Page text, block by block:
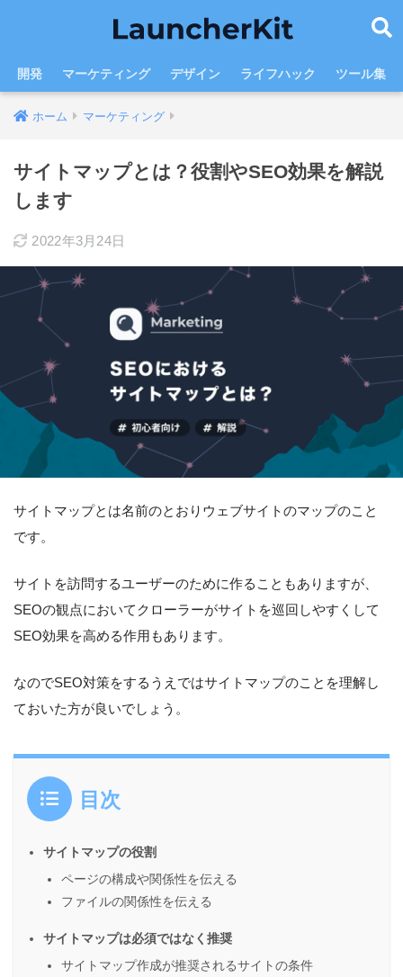
開発 マーケティング デザイン ライフハック ツール集
ホーム マーケティング
サイトマップとは？役割やSEO効果を解説
します
2022年3月24日
サイトマップとは名前のとおりウェブサイトのマップのこと
です。
サイトを訪問するユーザーのために作ることもありますが、
SEOの観点においてクローラーがサイトを巡回しやすくして
SEO効果を高める作用もあります。
なのでSEO対策をするうえではサイトマップのことを理解し
ておいた方が良いでしょう。
目次
サイトマップの役割
ページの構成や関係性を伝える
ファイルの関係性を伝える
サイトマップは必須ではなく推奨
サイトマップ作成が推奨されるサイトの条件